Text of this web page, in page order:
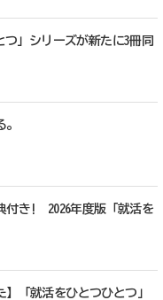
つ」シリーズが新たに3冊同
付き! 2026年度版「就活を
】「就活をひとつひとつ」